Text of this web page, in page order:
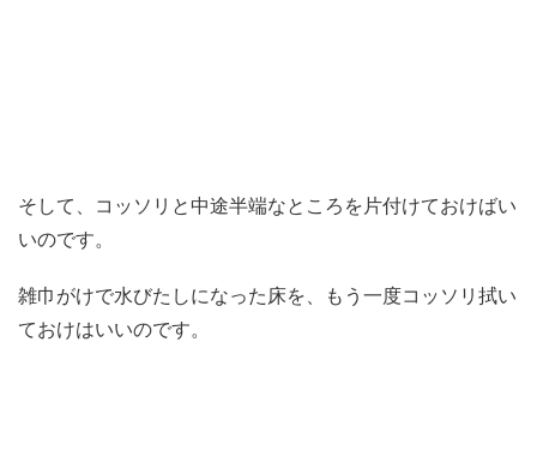
そして、コッソリと中途半端なところを片付けておけばい
いのです。
雑巾がけで水びたしになった床を、もう一度コッソリ拭い
ておけはいいのです。